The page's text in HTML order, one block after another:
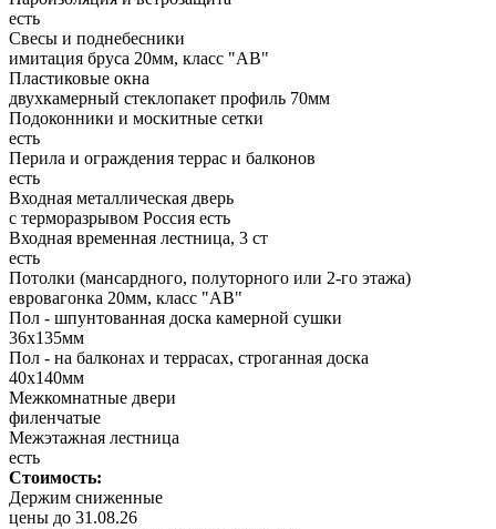
есть
Свесы и поднебесники
имитация бруса 20мм, класс "АВ"
Пластиковые окна
двухкамерный стеклопакет профиль 70мм
Подоконники и москитные сетки
есть
Перила и ограждения террас и балконов
есть
Входная металлическая дверь
с терморазрывом Россия есть
Входная временная лестница, 3 ст
есть
Потолки (мансардного, полуторного или 2-го этажа)
евровагонка 20мм, класс "АВ"
Пол - шпунтованная доска камерной сушки
36х135мм
Пол - на балконах и террасах, строганная доска
40х140мм
Межкомнатные двери
филенчатые
Межэтажная лестница
есть
Стоимость:
Держим сниженные
цены до 31.08.26